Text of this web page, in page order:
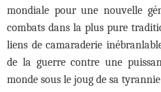
mondiale pour une nouvelle
combats dans la plus pure
liens de camaraderie
de la guerre contre une
monde sous le joug de sa